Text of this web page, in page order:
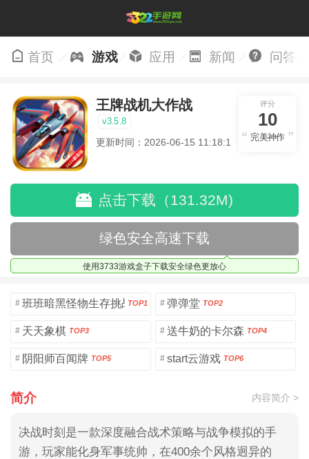
首页 游戏 应用 新闻 问答
王牌战机大作战
v3.5.8
更新时间：2026-06-15 11:18:18
评分
10
完美神作
点击下载（131.32M)
绿色安全高速下载
使用3733游戏盒子下载安全绿色更放心
# 班班暗黑怪物生存挑战5TOP1 # 弹弹堂 TOP2
# 天天象棋 TOP3 # 送牛奶的卡尔森 TOP4
# 阴阳师百闻牌 TOP5 # start云游戏 TOP6
简介 内容简介 >
决战时刻是一款深度融合战术策略与战争模拟的手
游，玩家能化身军事统帅，在400余个风格迥异的